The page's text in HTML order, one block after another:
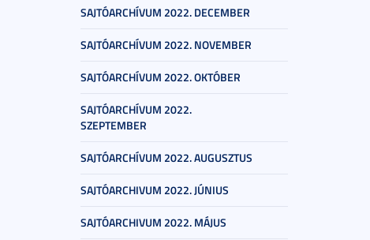
SAJTÓARCHÍVUM 2022. DECEMBER
SAJTÓARCHÍVUM 2022. NOVEMBER
SAJTÓARCHÍVUM 2022. OKTÓBER
SAJTÓARCHÍVUM 2022.
SZEPTEMBER
SAJTÓARCHÍVUM 2022. AUGUSZTUS
SAJTÓARCHIVUM 2022. JÚNIUS
SAJTÓARCHIVUM 2022. MÁJUS